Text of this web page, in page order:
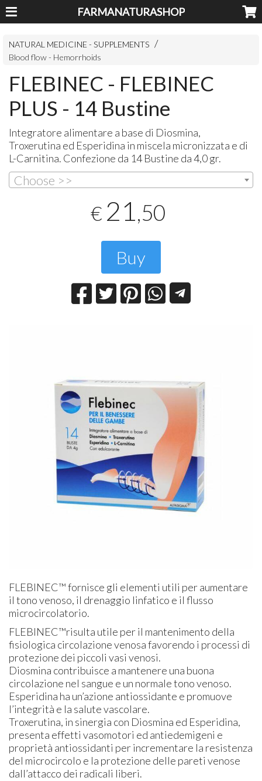
FARMANATURASHOP
NATURAL MEDICINE - SUPPLEMENTS
Blood flow - Hemorrhoids
FLEBINEC - FLEBINEC
PLUS - 14 Bustine
Integratore alimentare a base di Diosmina,
Troxerutina ed Esperidina in miscela micronizzata e di
L-Carnitina. Confezione da 14 Bustine da 4,0 gr.
Choose >>
€ 21 ,50
Buy
FLEBINEC™ fornisce gli elementi utili per aumentare
il tono venoso, il drenaggio linfatico e il flusso
microcircolatorio.
FLEBINEC™risulta utile per il mantenimento della
fisiologica circolazione venosa favorendo i processi di
protezione dei piccoli vasi venosi.
Diosmina contribuisce a mantenere una buona
circolazione nel sangue e un normale tono venoso.
Esperidina ha un’azione antiossidante e promuove
l’integrità e la salute vascolare.
Troxerutina, in sinergia con Diosmina ed Esperidina,
presenta effetti vasomotori ed antiedemigeni e
proprietà antiossidanti per incrementare la resistenza
del microcircolo e la protezione delle pareti venose
dall’attacco dei radicali liberi.